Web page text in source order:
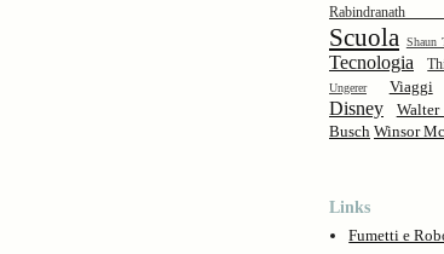
Rabindranath
Scuola Shaun
Tecnologia
Ungerer
Viaggi
Disney
Busch Winsor
Links
Fumetti e